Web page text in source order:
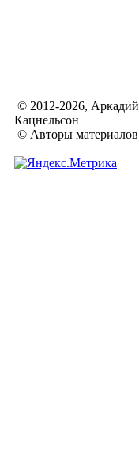
© 2012-2026, Аркадий
Кацнельсон
© Авторы материалов